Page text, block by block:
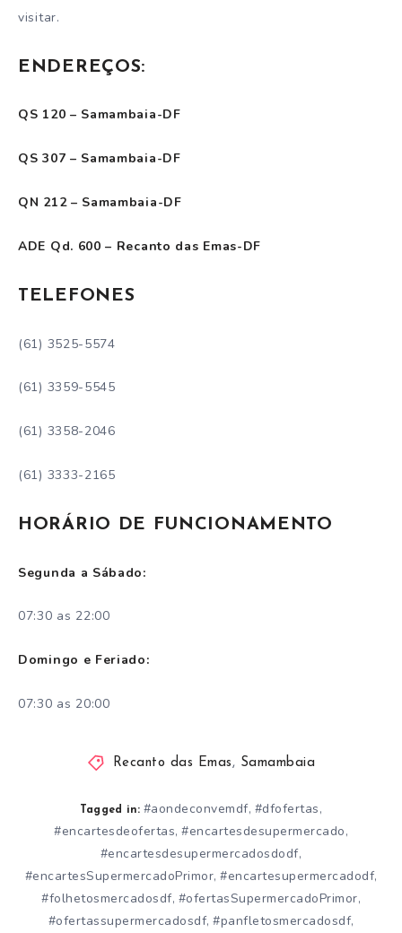
visitar.
ENDEREÇOS:
QS 120 – Samambaia-DF
QS 307 – Samambaia-DF
QN 212 – Samambaia-DF
ADE Qd. 600 – Recanto das Emas-DF
TELEFONES
(61) 3525-5574
(61) 3359-5545
(61) 3358-2046
(61) 3333-2165
HORÁRIO DE FUNCIONAMENTO
Segunda a Sábado:
07:30 as 22:00
Domingo e Feriado:
07:30 as 20:00
Recanto das Emas , Samambaia
Tagged in: #aondeconvemdf, #dfofertas,
#encartesdeofertas, #encartesdesupermercado,
#encartesdesupermercadosdodf,
#encartesSupermercadoPrimor, #encartesupermercadodf,
#folhetosmercadosdf, #ofertasSupermercadoPrimor,
#ofertassupermercadosdf, #panfletosmercadosdf,